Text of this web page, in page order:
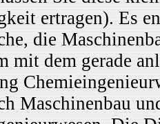
ertragen). Es
die
mit dem gerade
Maschinenbau